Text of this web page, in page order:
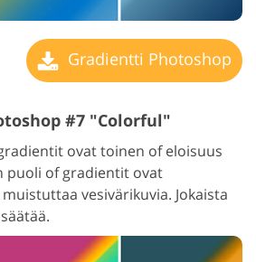
Gradientti Photoshop
#7 "Colorful"
ovat toinen of eloisuus
puoli of gradientit ovat
vesivärikuvia. Jokaista